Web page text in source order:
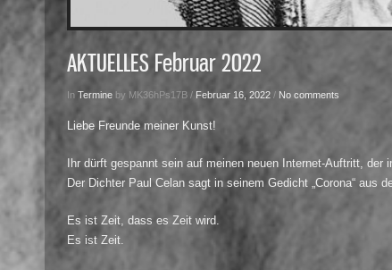
AKTUELLES Februar 2022
In Termine by MK36hPs17B / Februar 16, 2022 / No comments
Liebe Freunde meiner Kunst!
Ihr dürft gespannt sein auf meinen neuen Internet-Auftritt, der
Der Dichter Paul Celan sagt in seinem Gedicht „Corona“ aus
Es ist Zeit, dass es Zeit wird.
Es ist Zeit.